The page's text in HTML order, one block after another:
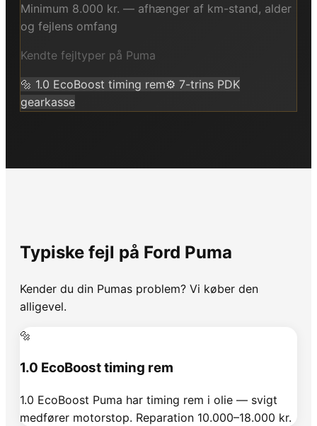
Minimum 8.000 kr. — afhænger af km-stand, alder
og fejlens omfang
Kendte fejltyper på Puma
🔩 1.0 EcoBoost timing rem⚙️ 7-trins PDK
gearkasse
Typiske fejl på Ford Puma
Kender du din Pumas problem? Vi køber den
alligevel.
🔩
1.0 EcoBoost timing rem
1.0 EcoBoost Puma har timing rem i olie — svigt
medfører motorstop. Reparation 10.000–18.000 kr.